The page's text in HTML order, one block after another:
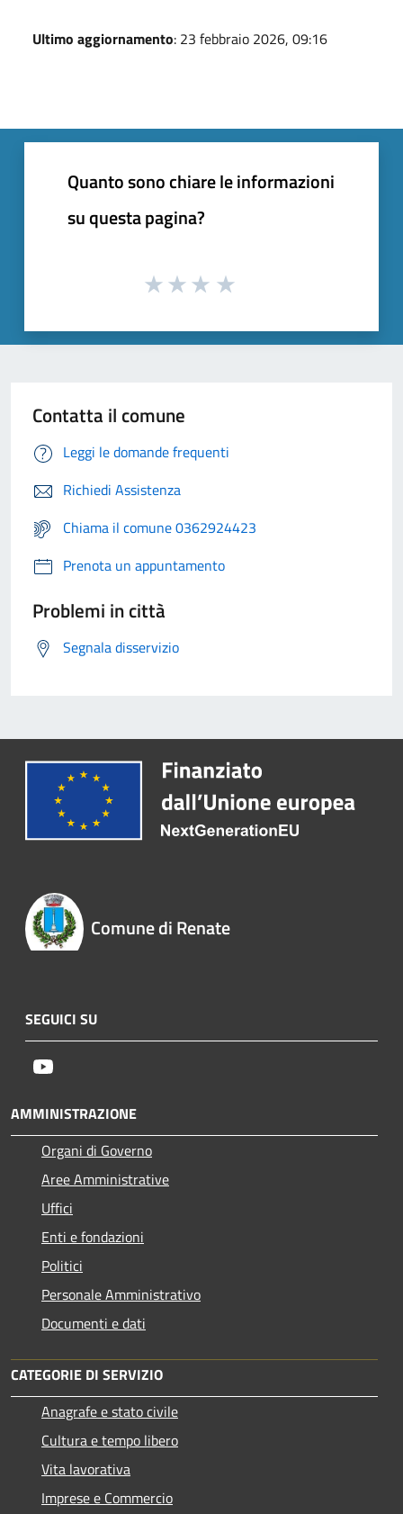
Ultimo aggiornamento: 23 febbraio 2026, 09:16
Quanto sono chiare le informazioni
su questa pagina?
Contatta il comune
Leggi le domande frequenti
Richiedi Assistenza
Chiama il comune 0362924423
Prenota un appuntamento
Problemi in città
Segnala disservizio
Comune di Renate
SEGUICI SU
AMMINISTRAZIONE
Organi di Governo
Aree Amministrative
Uffici
Enti e fondazioni
Politici
Personale Amministrativo
Documenti e dati
CATEGORIE DI SERVIZIO
Anagrafe e stato civile
Cultura e tempo libero
Vita lavorativa
Imprese e Commercio